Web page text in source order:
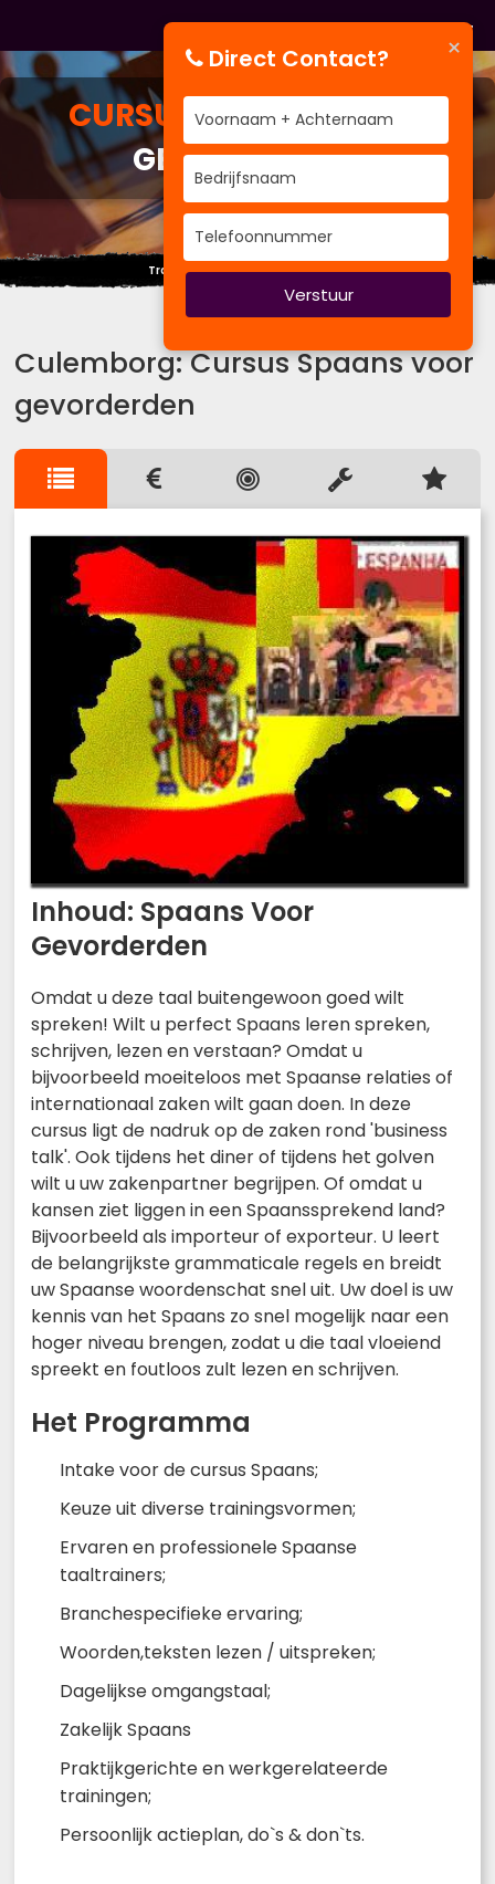
CURSUSSPAANS VOOR
GEVORDERDEN
Trainen is een richting geen punt.
Culemborg: Cursus Spaans voor
gevorderden
Inhoud: Spaans Voor
Gevorderden
Omdat u deze taal buitengewoon goed wilt
spreken! Wilt u perfect Spaans leren spreken,
schrijven, lezen en verstaan? Omdat u
bijvoorbeeld moeiteloos met Spaanse relaties of
internationaal zaken wilt gaan doen. In deze
cursus ligt de nadruk op de zaken rond 'business
talk'. Ook tijdens het diner of tijdens het golven
wilt u uw zakenpartner begrijpen. Of omdat u
kansen ziet liggen in een Spaanssprekend land?
Bijvoorbeeld als importeur of exporteur. U leert
de belangrijkste grammaticale regels en breidt
uw Spaanse woordenschat snel uit. Uw doel is uw
kennis van het Spaans zo snel mogelijk naar een
hoger niveau brengen, zodat u die taal vloeiend
spreekt en foutloos zult lezen en schrijven.
Het Programma
Intake voor de cursus Spaans;
Keuze uit diverse trainingsvormen;
Ervaren en professionele Spaanse
taaltrainers;
Branchespecifieke ervaring;
Woorden,teksten lezen / uitspreken;
Dagelijkse omgangstaal;
Zakelijk Spaans
Praktijkgerichte en werkgerelateerde
trainingen;
Persoonlijk actieplan, do`s & don`ts.
×
Direct Contact?
Verstuur